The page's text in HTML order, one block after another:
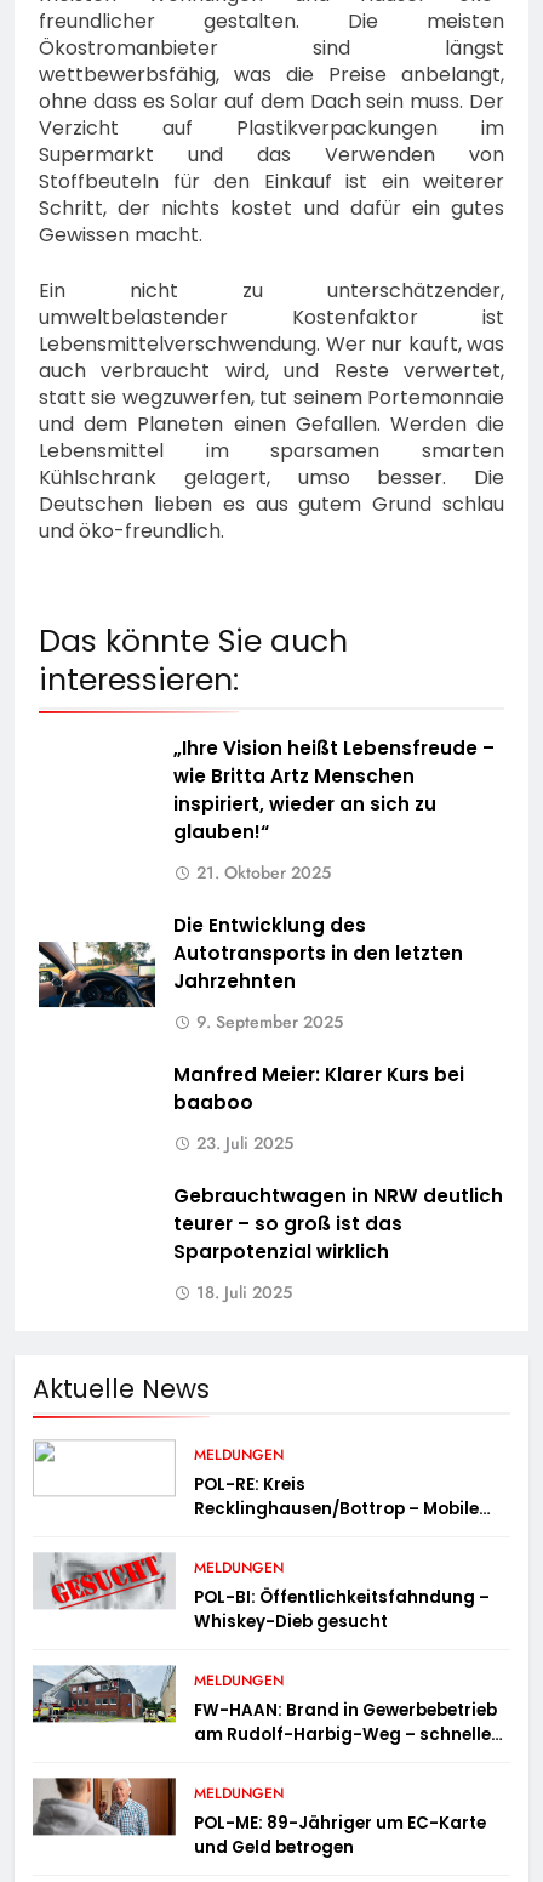
freundlicher gestalten. Die meisten
Ökostromanbieter sind längst
wettbewerbsfähig, was die Preise anbelangt,
ohne dass es Solar auf dem Dach sein muss. Der
Verzicht auf Plastikverpackungen im
Supermarkt und das Verwenden von
Stoffbeuteln für den Einkauf ist ein weiterer
Schritt, der nichts kostet und dafür ein gutes
Gewissen macht.
Ein nicht zu unterschätzender,
umweltbelastender Kostenfaktor ist
Lebensmittelverschwendung. Wer nur kauft, was
auch verbraucht wird, und Reste verwertet,
statt sie wegzuwerfen, tut seinem Portemonnaie
und dem Planeten einen Gefallen. Werden die
Lebensmittel im sparsamen smarten
Kühlschrank gelagert, umso besser. Die
Deutschen lieben es aus gutem Grund schlau
und öko-freundlich.
Das könnte Sie auch
interessieren:
„Ihre Vision heißt Lebensfreude –
wie Britta Artz Menschen
inspiriert, wieder an sich zu
glauben!“
21. Oktober 2025
Die Entwicklung des
Autotransports in den letzten
Jahrzehnten
9. September 2025
Manfred Meier: Klarer Kurs bei
baaboo
23. Juli 2025
Gebrauchtwagen in NRW deutlich
teurer – so groß ist das
Sparpotenzial wirklich
18. Juli 2025
Aktuelle News
MELDUNGEN
POL-RE: Kreis
Recklinghausen/Bottrop – Mobile
„PräsenzPlus“
MELDUNGEN
POL-BI: Öffentlichkeitsfahndung –
Whiskey-Dieb gesucht
MELDUNGEN
FW-HAAN: Brand in Gewerbebetrieb
am Rudolf-Harbig-Weg – schnelle
Ausbreitung
MELDUNGEN
POL-ME: 89-Jähriger um EC-Karte
und Geld betrogen